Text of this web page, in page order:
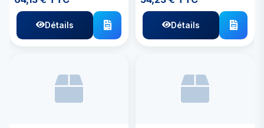
Détails Détails